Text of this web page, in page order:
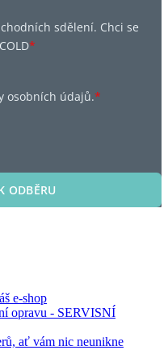
sdělení. Chci se
*
osobních údajů.*
ODBĚRU
e-shop
opravu - SERVISNÍ
ať vám nic neunikne